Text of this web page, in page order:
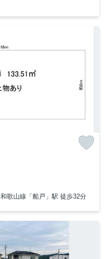
和歌山線「船戸」駅 徒歩32分